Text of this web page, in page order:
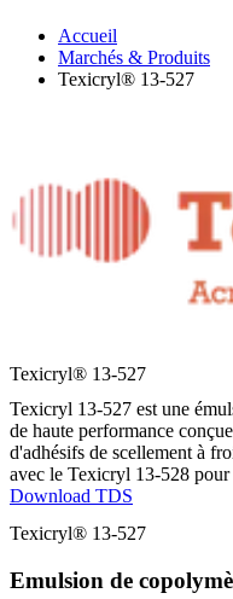
Accueil
Marchés & Produits
Texicryl® 13-527
Texicryl® 13-527
Texicryl 13-527 est une
de haute performance
d'adhésifs de scellement à
avec le Texicryl 13-528 pour
Download TDS
Texicryl® 13-527
Emulsion de